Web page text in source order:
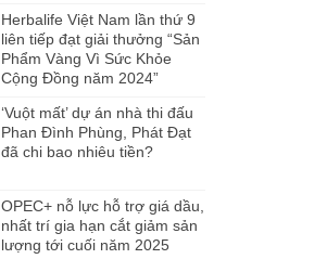
Herbalife Việt Nam lần thứ 9
liên tiếp đạt giải thưởng “Sản
Phẩm Vàng Vì Sức Khỏe
Cộng Đồng năm 2024”
‘Vuột mất’ dự án nhà thi đấu
Phan Đình Phùng, Phát Đạt
đã chi bao nhiêu tiền?
OPEC+ nỗ lực hỗ trợ giá dầu,
nhất trí gia hạn cắt giảm sản
lượng tới cuối năm 2025